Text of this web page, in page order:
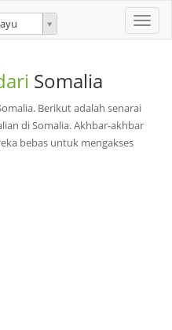
Toggle
Somalia
Berikut adalah senarai
di Somalia. Akhbar-akhbar
bebas untuk mengakses